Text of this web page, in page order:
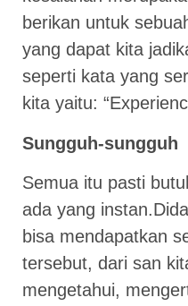
berikan untuk
yang dapat kita
seperti kata yang
kita yaitu:
Sungguh-sungguh
Semua itu pasti
ada yang
bisa mendapatkan
tersebut, dari san
mengetahui,